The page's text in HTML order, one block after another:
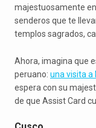
majestuosamente
senderos que te
templos sagrados,
Ahora, imagina que
peruano: una visita a
espera con su
de que Assist Card